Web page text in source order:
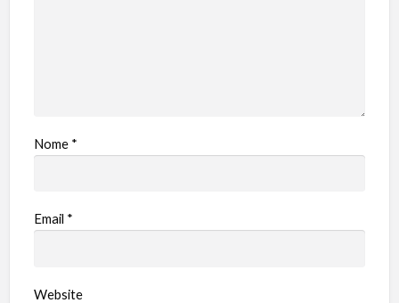
Nome *
Email *
Website